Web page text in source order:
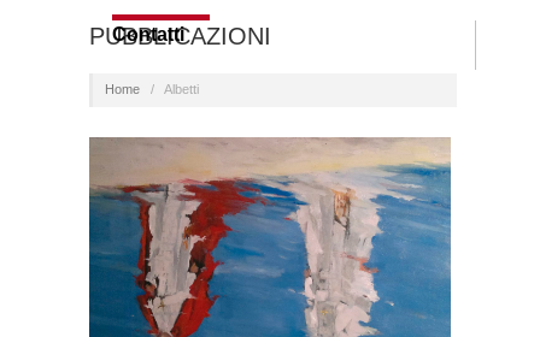
Contatti
PUBBLICAZIONI
Home / Albetti